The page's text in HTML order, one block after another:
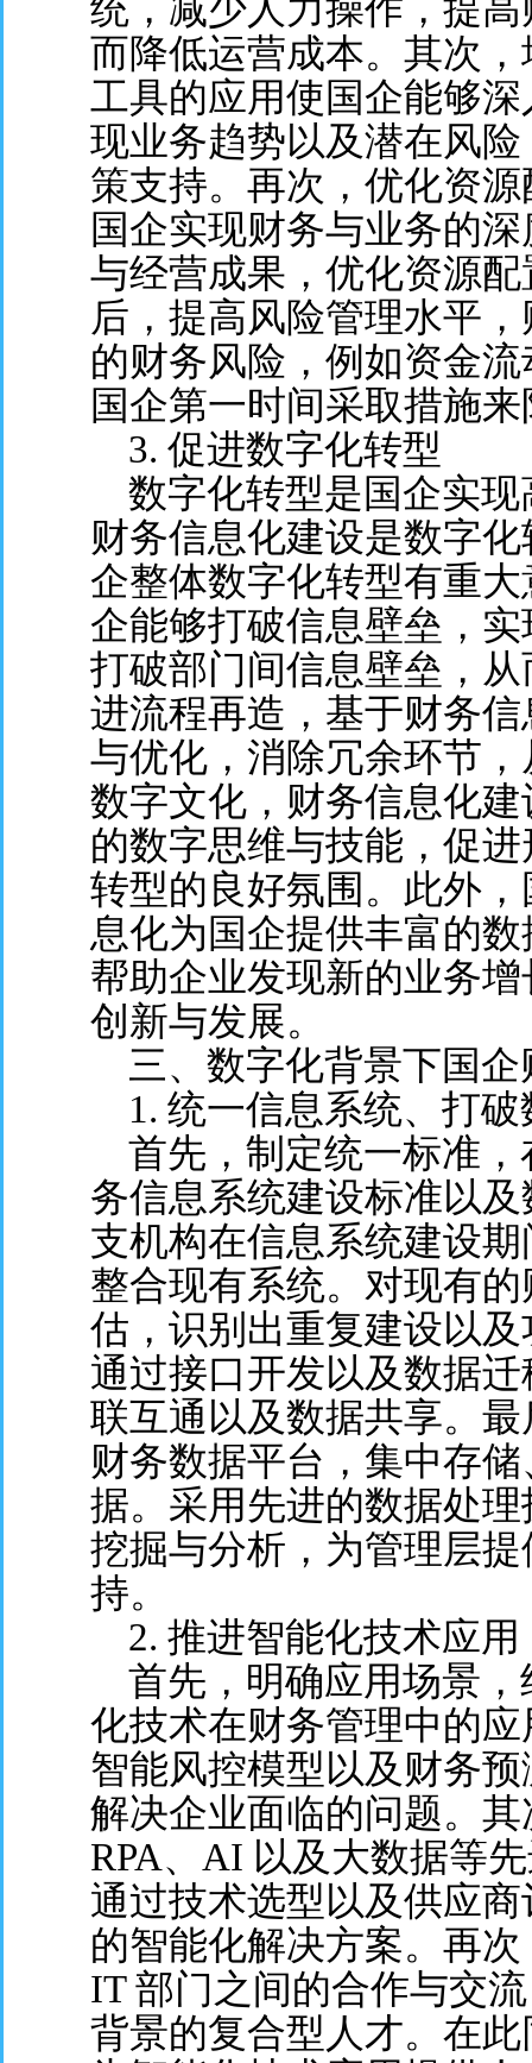
统，减少人力操作，提
而降低运营成本。其次
工具的应用使国企能够
现业务趋势以及潜在风
策支持。再次，优化资
国企实现财务与业务的
与经营成果，优化资源
后，提高风险管理水平
的财务风险，例如资金
国企第一时间采取措施
3. 促进数字化转型
数字化转型是国企实现
财务信息化建设是数字
企整体数字化转型有重
企能够打破信息壁垒，
打破部门间信息壁垒，
进流程再造，基于财务
与优化，消除冗余环节
数字文化，财务信息化
的数字思维与技能，促
转型的良好氛围。此外
息化为国企提供丰富的
帮助企业发现新的业务
创新与发展。
三、数字化背景下国企
1. 统一信息系统、打破
首先，制定统一标准，
务信息系统建设标准以
支机构在信息系统建设
整合现有系统。对现有
估，识别出重复建设以
通过接口开发以及数据
联互通以及数据共享。
财务数据平台，集中存
据。采用先进的数据处
挖掘与分析，为管理层
持。
2. 推进智能化技术应用
首先，明确应用场景，
化技术在财务管理中的
智能风控模型以及财务
解决企业面临的问题。
RPA、AI 以及大数据等
通过技术选型以及供应
的智能化解决方案。再
IT 部门之间的合作与交
背景的复合型人才。在